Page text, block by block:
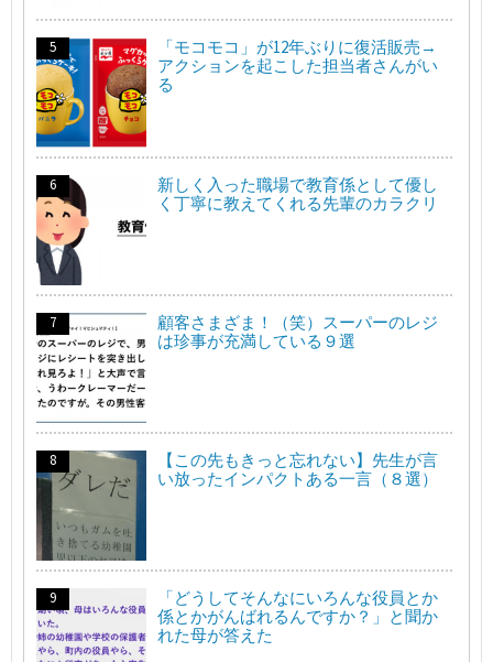
「モコモコ」が12年ぶりに復活販売→
アクションを起こした担当者さんがい
る
新しく入った職場で教育係として優し
く丁寧に教えてくれる先輩のカラクリ
顧客さまざま！（笑）スーパーのレジ
は珍事が充満している９選
【この先もきっと忘れない】先生が言
い放ったインパクトある一言（８選）
「どうしてそんなにいろんな役員とか
係とかがんばれるんですか？」と聞か
れた母が答えた